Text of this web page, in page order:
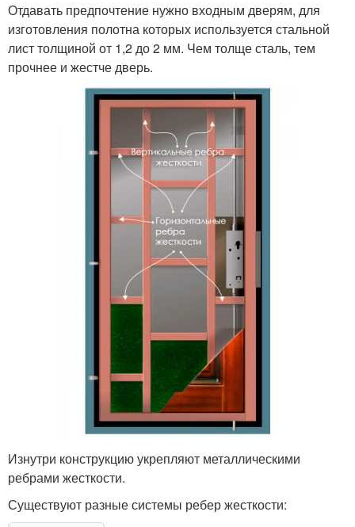
Отдавать предпочтение нужно входным дверям, для
изготовления полотна которых используется стальной
лист толщиной от 1,2 до 2 мм. Чем толще сталь, тем
прочнее и жестче дверь.
Изнутри конструкцию укрепляют металлическими
ребрами жесткости.
Существуют разные системы ребер жесткости: